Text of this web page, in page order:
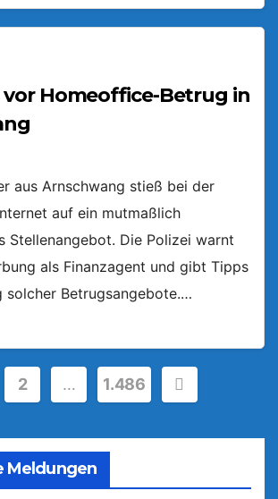
Homeoffice-Betrug in
aus Arnschwang stieß bei der
auf ein mutmaßlich
Stellenangebot. Die Polizei warnt
als Finanzagent und gibt Tipps
solcher Betrugsangebote.…
2 … 1.486
Meldungen